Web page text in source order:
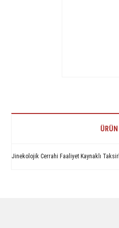
Jinekolojik Cerrahi Faaliyet Kaynaklı